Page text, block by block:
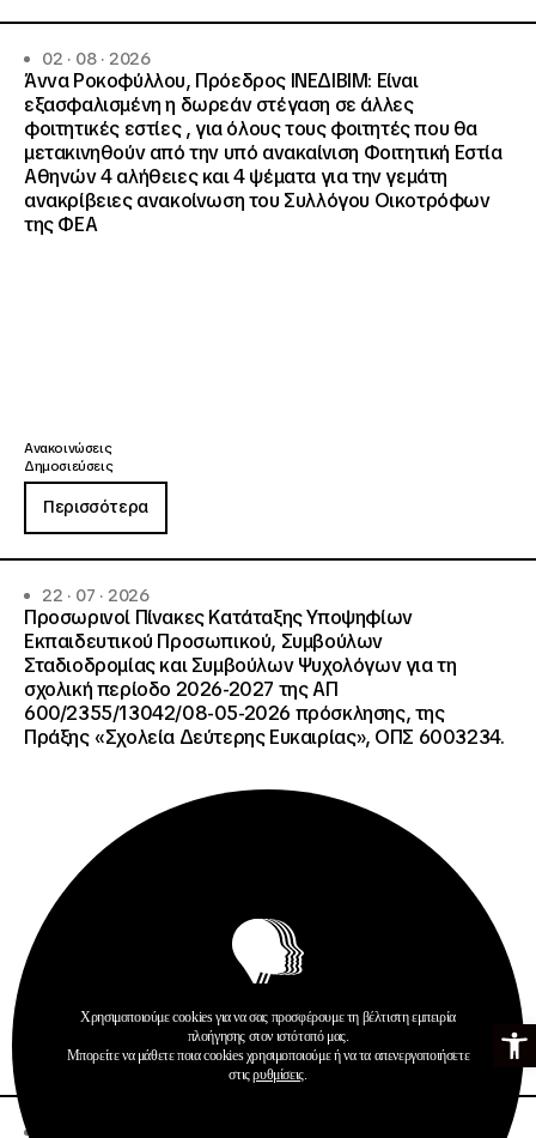
Ανοίξτε
02 · 08 · 2026
Άννα Ροκοφύλλου, Πρόεδρος ΙΝΕΔΙΒΙΜ: Είναι
εξασφαλισμένη η δωρεάν στέγαση σε άλλες
φοιτητικές εστίες , για όλους τους φοιτητές που θα
μετακινηθούν από την υπό ανακαίνιση Φοιτητική Εστία
Αθηνών 4 αλήθειες και 4 ψέματα για την γεμάτη
ανακρίβειες ανακοίνωση του Συλλόγου Οικοτρόφων
της ΦΕΑ
Ανακοινώσεις
Δημοσιεύσεις
Περισσότερα
22 · 07 · 2026
Προσωρινοί Πίνακες Κατάταξης Υποψηφίων
Εκπαιδευτικού Προσωπικού, Συμβούλων
Σταδιοδρομίας και Συμβούλων Ψυχολόγων για τη
σχολική περίοδο 2026-2027 της ΑΠ
600/2355/13042/08-05-2026 πρόσκλησης, της
Πράξης «Σχολεία Δεύτερης Ευκαιρίας», ΟΠΣ 6003234.
Χρησιμοποιούμε cookies για να σας προσφέρουμε τη βέλτιστη εμπειρία
πλοήγησης στον ιστότοπό μας.
Μπορείτε να μάθετε ποια cookies χρησιμοποιούμε ή να τα απενεργοποιήσετε
στιςρυθμίσεις.